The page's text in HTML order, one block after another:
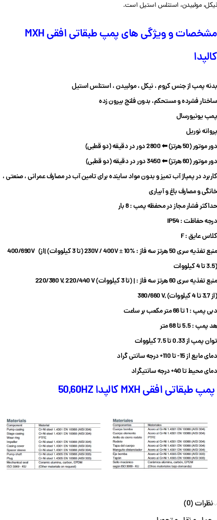
نیکل، مولبیدن، استنلس استیل است.
مشخصات و ویژگی های پمپ طبقاتی افقی MXH
کالپدا
بدنه پمپ از جنسکروم ، نیکل ، مولبیدن ، استنلس استیل
ساختار فشرده و مستحکم، بدون فلنج بیرون زده
پمپ یونیورسال
پروانه نوریل
دور موتور (50 هرتز) ⬅ 2800 دور در دقیقه (دو قطبی)
دور موتور (60 هرتز) ⬅ 3450 دور در دقیقه (دو قطبی)
کاربرد درپمپاژآب تمیز و بدونمواد سایندهبرای تامین آب در مصارفعمرانی، صنعتی ،
خانگی و مصارف باغ و آبیاری
حداکثر فشار مجاز در محفظه پمپ : 8 بار
درجه حفاظت : IP54
کلاس عایق : F
منبع تغذیه سری 50 هرتز سه فاز : 230V / 400V ± 10% (تا 3 کیلووات) |
400/690V (از
3.5 تا 4 کیلووات)
منبع تغذیه سری 60 هرتز سه فاز :
220/380 V, 220/440 V (تا 3 کیلووات) |
380/660 V, (از 3,7 تا 4 کیلووات)
دبی پمپ : 1 تا 66 متر مکعب بر ساعت
هد پمپ : 5.5 تا 68 متر
توان پمپ از 0.33 تا 7.5 کیلووات
دمای مایع از 15- تا 110+ درجه سانتی گراد
دمای محیط تا 40+ درجه سانتیگراد
پمپ طبقاتی افقی MXH کالپدا 50,60HZ
نظرات (0)